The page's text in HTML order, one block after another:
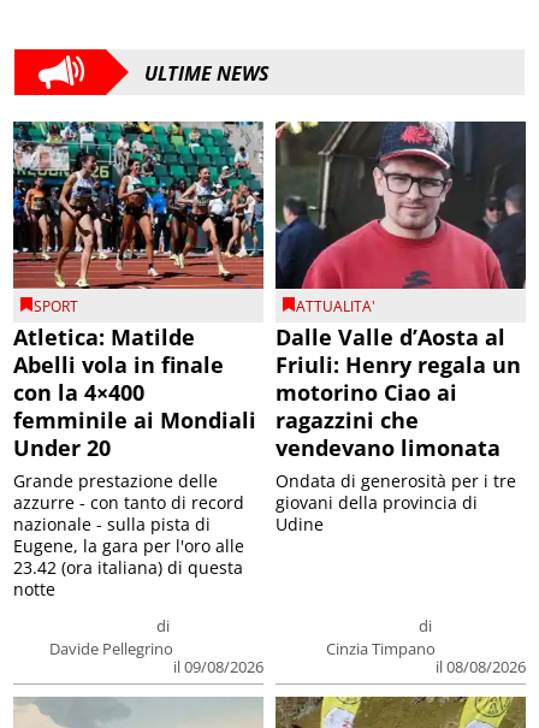
ULTIME NEWS
SPORT
Atletica: Matilde
Abelli vola in finale
con la 4×400
femminile ai Mondiali
Under 20
di
Davide Pellegrino
il 09/08/2026
Grande prestazione delle
azzurre - con tanto di record
nazionale - sulla pista di
Eugene, la gara per l'oro alle
23.42 (ora italiana) di questa
notte
ATTUALITA'
Dalle Valle d’Aosta al
Friuli: Henry regala un
motorino Ciao ai
ragazzini che
vendevano limonata
di
Cinzia Timpano
il 08/08/2026
Ondata di generosità per i tre
giovani della provincia di
Udine